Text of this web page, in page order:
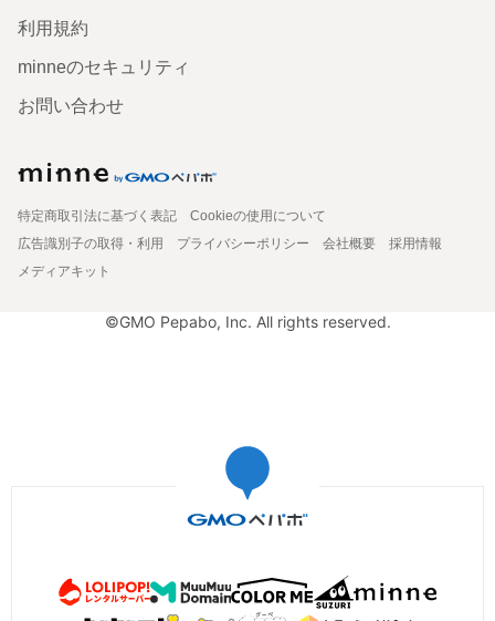
利用規約
minneのセキュリティ
お問い合わせ
特定商取引法に基づく表記
Cookieの使用について
広告識別子の取得・利用
プライバシーポリシー 会社概要
採用情報
メディアキット
©GMO Pepabo, Inc. All rights reserved.